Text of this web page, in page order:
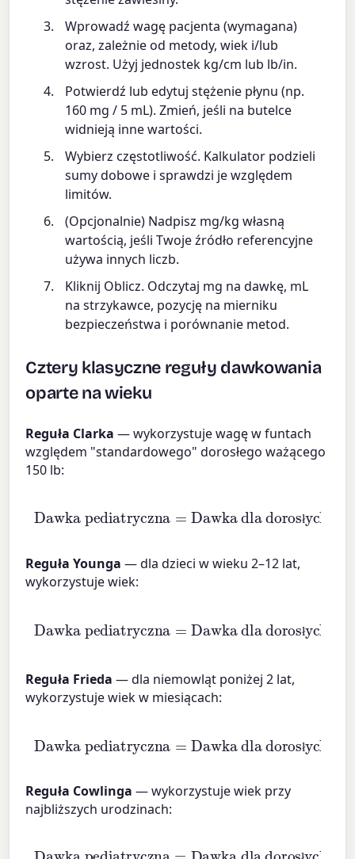
Wprowadź wagę pacjenta (wymagana)
oraz, zależnie od metody, wiek i/lub
wzrost. Użyj jednostek kg/cm lub lb/in.
Potwierdź lub edytuj stężenie płynu (np.
160 mg / 5 mL). Zmień, jeśli na butelce
widnieją inne wartości.
Wybierz częstotliwość. Kalkulator podzieli
sumy dobowe i sprawdzi je względem
limitów.
(Opcjonalnie) Nadpisz mg/kg własną
wartością, jeśli Twoje źródło referencyjne
używa innych liczb.
Kliknij Oblicz. Odczytaj mg na dawkę, mL
na strzykawce, pozycję na mierniku
bezpieczeństwa i porównanie metod.
Cztery klasyczne reguły dawkowania
oparte na wieku
Reguła Clarka — wykorzystuje wagę w funtach
względem "standardowego" dorosłego ważącego
150 lb:
ł
Reguła Younga — dla dzieci w wieku 2–12 lat,
wykorzystuje wiek:
ł
Reguła Frieda — dla niemowląt poniżej 2 lat,
wykorzystuje wiek w miesiącach:
ł
Reguła Cowlinga — wykorzystuje wiek przy
najbliższych urodzinach: